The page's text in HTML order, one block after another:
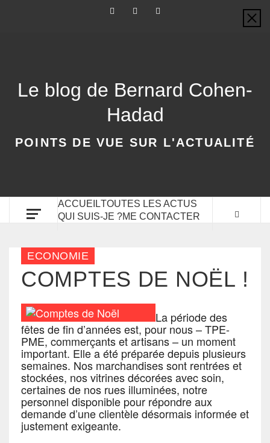
FacebookTwitterLinkedin
Le blog de Bernard Cohen-
Hadad
POINTS DE VUE SUR L'ACTUALITÉ
ACCUEILTOUTES LES ACTUS
QUI SUIS-JE ?ME CONTACTER
ECONOMIE
COMPTES DE NOËL !
La période des
fêtes de fin d’années est, pour nous – TPE-
PME, commerçants et artisans – un moment
important. Elle a été préparée depuis plusieurs
semaines. Nos marchandises sont rentrées et
stockées, nos vitrines décorées avec soin,
certaines de nos rues illuminées, notre
personnel disponible pour répondre aux
demande d’une clientèle désormais informée et
justement exigeante.